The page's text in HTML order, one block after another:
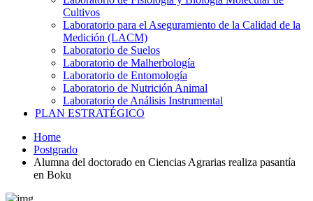
Cultivos
Laboratorio para el Aseguramiento de la Calidad de la
Medición (LACM)
Laboratorio de Suelos
Laboratorio de Malherbología
Laboratorio de Entomología
Laboratorio de Nutrición Animal
Laboratorio de Análisis Instrumental
PLAN ESTRATÉGICO
Home
Postgrado
Alumna del doctorado en Ciencias Agrarias realiza pasantía
en Boku